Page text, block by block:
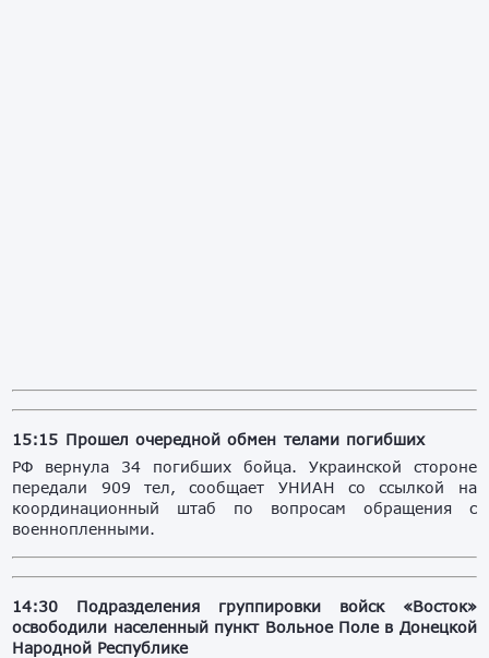
15:15 Прошел очередной обмен телами погибших
РФ вернула 34 погибших бойца. Украинской стороне
передали 909 тел, сообщает УНИАН со ссылкой на
координационный штаб по вопросам обращения с
военнопленными.
14:30 Подразделения группировки войск «Восток»
освободили населенный пункт Вольное Поле в Донецкой
Народной Республике